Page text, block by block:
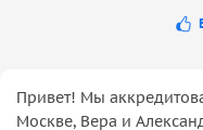
Привет! Мы
Москве, Вера и